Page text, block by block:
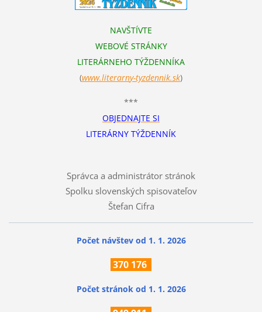
NAVŠTÍVTE
WEBOVÉ STRÁNKY
LITERÁRNEHO TÝŽDENNÍKA
(www.literarny-tyzdennik.sk)
***
OBJEDNAJTE SI
LITERÁRNY TÝŽDENNÍK
Správca a administrátor stránok
Spolku slovenských spisovateľov
Štefan Cifra
Počet návštev od 1. 1. 2026
370 176
Počet stránok od 1. 1. 2026